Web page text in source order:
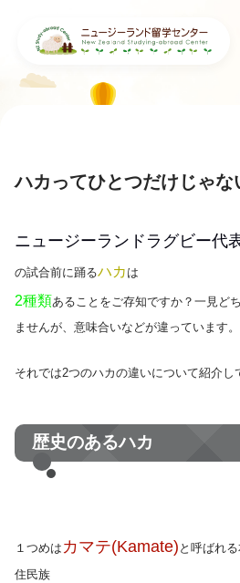
ハカっ
ハカってひとつだけじゃな
ニュージーランドラグビー代
の試合前に踊るハカ は
2種類あることをご存知ですか？一見ど
ませんが、意味合いなどが違っています。
それでは2つのハカの違いについて紹介し
歴史のあるハカ
１つめは カマテ(Kamate) と呼ばれ
住民族